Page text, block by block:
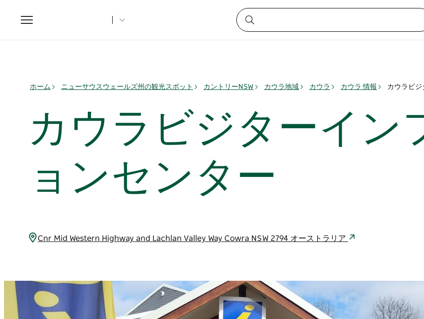
Toggle
navigation
ホーム ニューサウスウェールズ州の観光スポット カントリーNSW カウラ地域 カウラ カウラ 情報 カウラビ
カウラビジターイン
ョンセンター
Cnr Mid Western Highway and Lachlan Valley Way Cowra NSW 2794 オーストラリア